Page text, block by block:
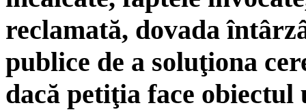
reclamată, dovada
publice de a soluţiona
dacă petiţia face